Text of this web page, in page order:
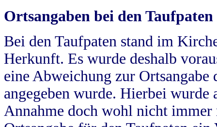
Ortsangaben bei den Taufpaten
Bei den Taufpaten stand im
Herkunft. Es wurde deshalb
eine Abweichung zur
angegeben wurde. Hierbei wurde
Annahme doch wohl nicht